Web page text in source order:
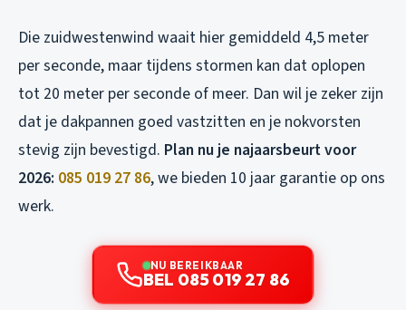
Die zuidwestenwind waait hier gemiddeld 4,5 meter
per seconde, maar tijdens stormen kan dat oplopen
tot 20 meter per seconde of meer. Dan wil je zeker zijn
dat je dakpannen goed vastzitten en je nokvorsten
stevig zijn bevestigd. Plan nu je najaarsbeurt voor
2026: 085 019 27 86, we bieden 10 jaar garantie op ons
werk.
NU BEREIKBAAR
BEL 085 019 27 86